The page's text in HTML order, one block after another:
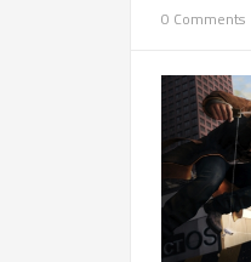
0 Comments